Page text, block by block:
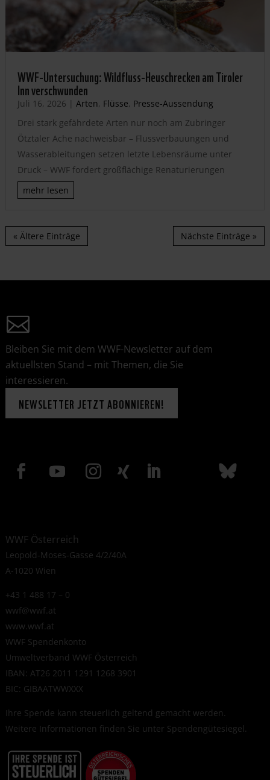
WWF-Untersuchung: Wildfluss-Heuschrecken am Tiroler
Inn verschwunden
Juli 16, 2026 | Arten, Flüsse, Presse-Aussendung
Drei stark gefährdete Arten nur noch am Zubringer
Ötztaler Ache nachweisbar – Flussverbauungen und
Wasserableitungen setzen letzte Lebensräume unter
Druck – WWF fordert großflächige Renaturierungen
mehr lesen
« Ältere Einträge Nächste Einträge »
Bleiben Sie mit dem WWF-Newsletter auf dem
aktuellsten Stand – mit Themen, die Sie
interessieren.
NEWSLETTER JETZT ABONNIEREN!
WWF Österreich
Leopold-Moses-Gasse 4/2/40A
A-1020 Wien
+43 1 488 17 – 0
wwf@wwf.at
www.wwf.at
WWF Spendenkonto
Umweltverband WWF Österreich
IBAN: AT26 2011 1291 1268 3901
BIC: GIBAATWWXXX
Ihre Spende kann steuerlich geltend gemacht werden.
Weitere Informationen finden Sie unter Spendengütesiegel